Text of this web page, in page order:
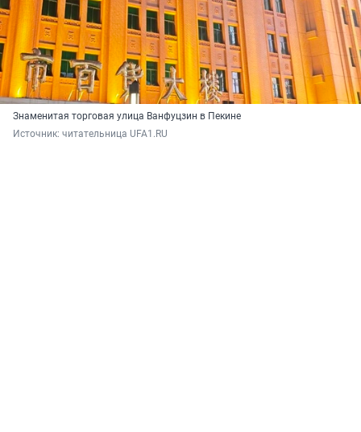
Знаменитая торговая улица Ванфуцзин в Пекине
Источник: читательница UFA1.RU